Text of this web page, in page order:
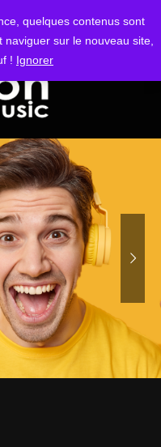
quelques contenus sont
sur le nouveau site,
! Ignorer
S'IDENTIFIER